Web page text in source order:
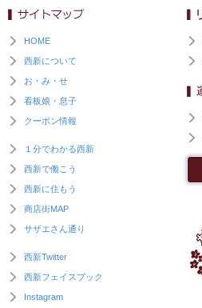
HOME
西新について
お・み・せ
看板娘・息子
クーポン情報
１分でわかる西新
西新で働こう
西新に住もう
商店街MAP
サザエさん通り
西新Twitter
西新フェイスブック
Instagram